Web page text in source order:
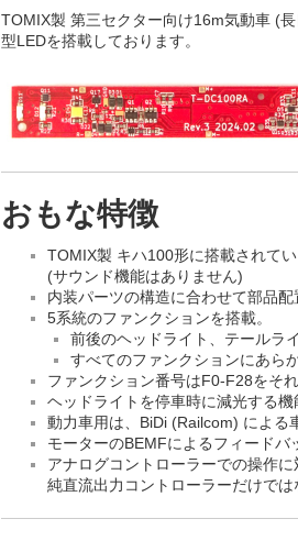
TOMIX製 第三セクター向け16m気動車 (
型LEDを搭載しております。
おもな特徴
TOMIX製 キハ100形に搭載されて
(サウンド機能はありません)
内装パーツの構造に合わせて部品
5系統のファンクションを搭載。
前後のヘッドライト、テールラ
すべてのファンクションにあら
ファンクション番号はF0-F28をそ
ヘッドライトを停車時に減光する機
動力車用は、BiDi (Railcom) による
モーターのBEMFによるフィードバ
アナログコントローラーでの操作に
純直流出力コントローラーだけで